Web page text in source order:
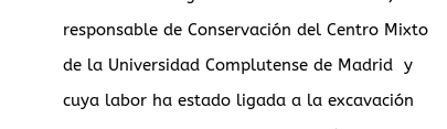
responsable de Conservación del Centro Mixto
de la Universidad Complutense de Madrid y
cuya labor ha estado ligada a la excavación